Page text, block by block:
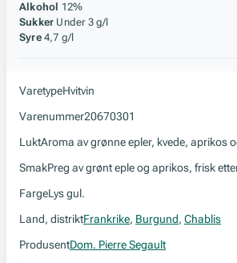
Alkohol 12%
Sukker Under 3 g/l
Syre 4,7 g/l
VaretypeHvitvin
Varenummer20670301
LuktAroma av grønne epler, kvede, aprikos
SmakPreg av grønt eple og aprikos, frisk
FargeLys gul.
Land, distriktFrankrike, Burgund, Chablis
ProdusentDom. Pierre Segault